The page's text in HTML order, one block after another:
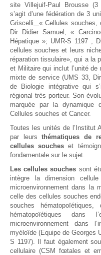
site Villejuif-Paul Brousse (3
s’agit d’une fédération de 3
Griscelli
« Cellules souches,
Dir Didier Samuel, «
Hépatique »; UMR-S 1197 ,
cellules souches et leurs
réparation tissulaire», qui a la
et Militaire qui inclut l’unité de
mixte de service (UMS 33,
de Biologie intégrative qui
régional très porteur. Son
marquée par la dynamique
Cellules souches et Cancer.
Toutes les unités de l’Institut
par leursthématiques de
cellules souches et
fondamentale sur le sujet.
Les cellules souches sont
intègre la dimension
microenvironnement dans la
celle des cellules souches
souches hématopoïétiques,
hématopoïétiques
microenvironnement dans
myéloïde (Equipe de Georges
S 1197). Il faut également
cellulaire (CSM fœtales et